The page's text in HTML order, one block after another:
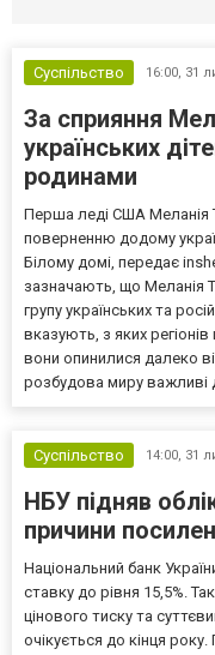
Суспільство 16:00, 31
За сприяння
українських
родинами
Перша леді США Меланія
поверненню додому
Білому домі, передає
зазначають, що Меланія
групу українських та
вказують, з яких регіонів
вони опинилися далеко
розбудова миру важливі
Суспільство 14:00, 31
НБУ підняв
причини
Національний банк
ставку до рівня 15,5%.
цінового тиску та
очікується до кінця